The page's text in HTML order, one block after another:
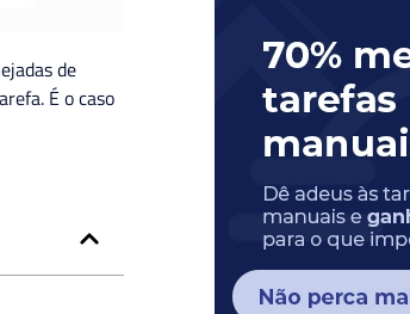
de
É o caso